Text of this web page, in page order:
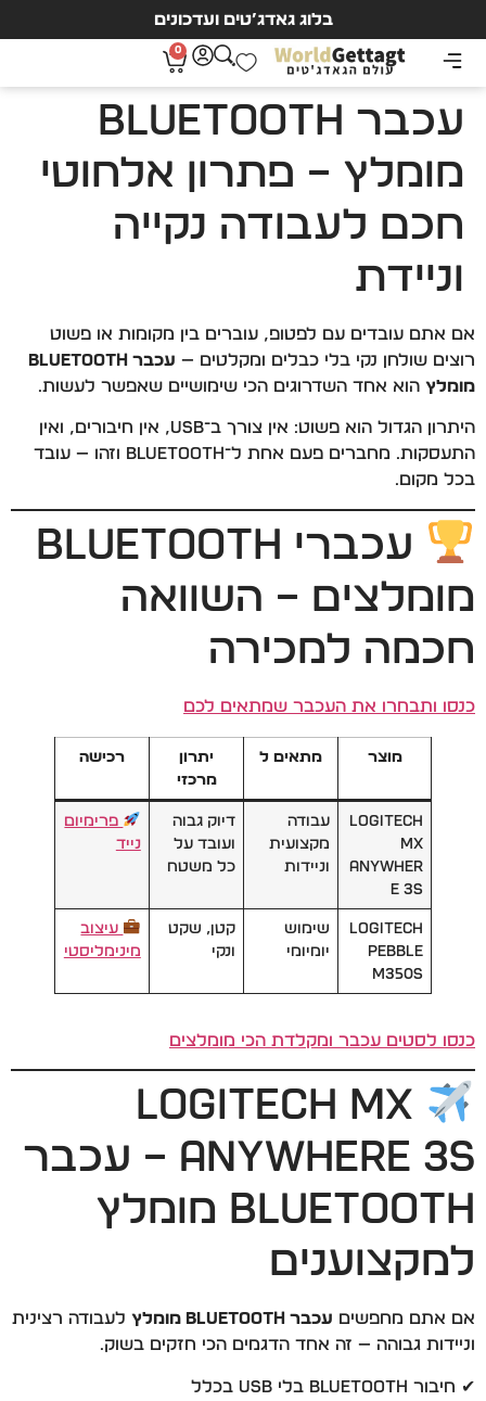
בלוג גאדג’טים ועדכונים
0
עכבר Bluetooth
מומלץ – פתרון אלחוטי
חכם לעבודה נקייה
וניידת
אם אתם עובדים עם לפטופ, עוברים בין מקומות או פשוט
רוצים שולחן נקי בלי כבלים ומקלטים —
עכבר Bluetooth
מומלץ הוא אחד השדרוגים הכי שימושיים שאפשר לעשות.
היתרון הגדול הוא פשוט: אין צורך ב־USB, אין חיבורים, ואין
התעסקות. מחברים פעם אחת ל־Bluetooth וזהו — עובד
בכל מקום.
עכברי Bluetooth
מומלצים – השוואה
חכמה למכירה
כנסו ותבחרו את העכבר שמתאים לכם
מוצר מתאים ל
יתרון
מרכזי
רכישה
Logitech
MX
Anywher
e 3S
עבודה
מקצועית
וניידות
דיוק גבוה
ועובד על
כל משטח
פרימיום
נייד
Logitech
Pebble
M350S
שימוש
יומיומי
קטן, שקט
ונקי
עיצוב
מינימליסטי
כנסו לסטים עכבר ומקלדת הכי מומלצים
Logitech MX
Anywhere 3S – עכבר
Bluetooth מומלץ
למקצוענים
אם אתם מחפשים עכבר Bluetooth מומלץ
לעבודה רצינית
וניידות גבוהה — זה אחד הדגמים הכי חזקים בשוק.
✔ חיבור Bluetooth בלי USB בכלל